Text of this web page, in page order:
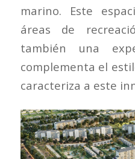
marino. Este
áreas de
también una
complementa el
caracteriza a este